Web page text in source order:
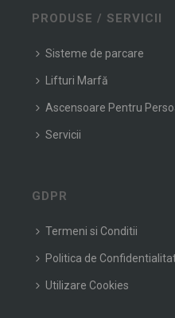
PRODUSE / SERVICII
Sisteme de parcare
Lifturi Marfă
Ascensoare Pentru
Servicii
GDPR
Termeni si Conditii
Politica de
Utilizare Cookies